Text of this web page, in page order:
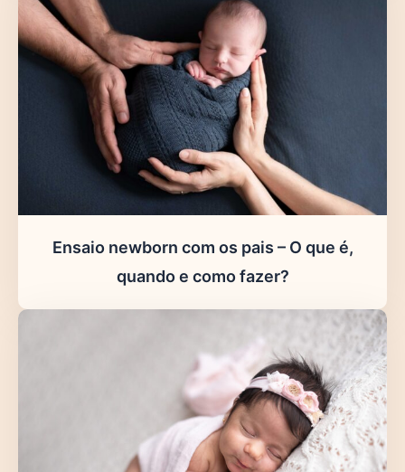
Ensaio newborn com os pais – O que é,
quando e como fazer?